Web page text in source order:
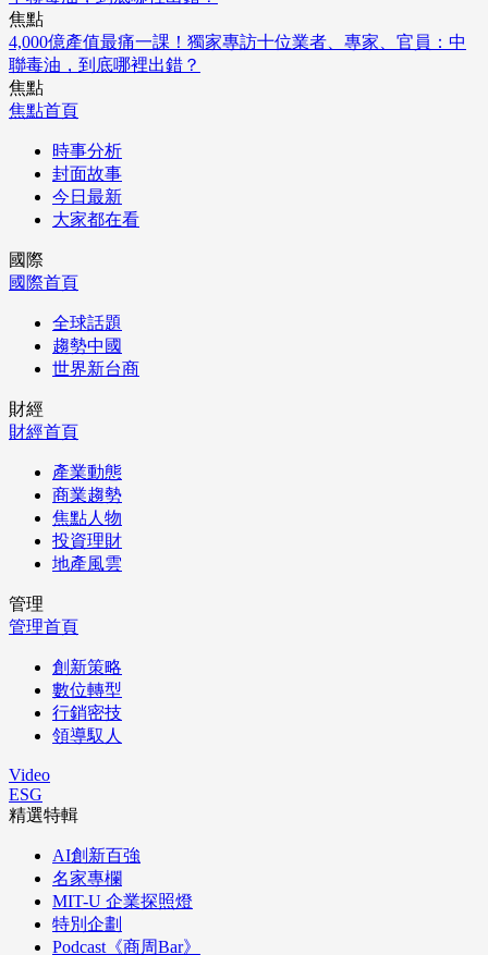
焦點
4,000億產值最痛一課！獨家專訪十位業者、專家、官員：中
聯毒油，到底哪裡出錯？
焦點
焦點首頁
時事分析
封面故事
今日最新
大家都在看
國際
國際首頁
全球話題
趨勢中國
世界新台商
財經
財經首頁
產業動態
商業趨勢
焦點人物
投資理財
地產風雲
管理
管理首頁
創新策略
數位轉型
行銷密技
領導馭人
Video
ESG
精選特輯
AI創新百強
名家專欄
MIT-U 企業探照燈
特別企劃
Podcast《商周Bar》